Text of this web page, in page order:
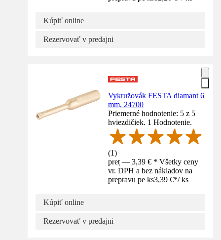
Kúpiť online
Rezervovať v predajni
Vykružovák FESTA diamant 6
mm, 24700
Priemerné hodnotenie: 5 z 5
hviezdičiek. 1 Hodnotenie.
(1)
preț — 3,39 € * Všetky ceny
vr. DPH a bez nákladov na
prepravu pe ks3,39 €*/ ks
Kúpiť online
Rezervovať v predajni